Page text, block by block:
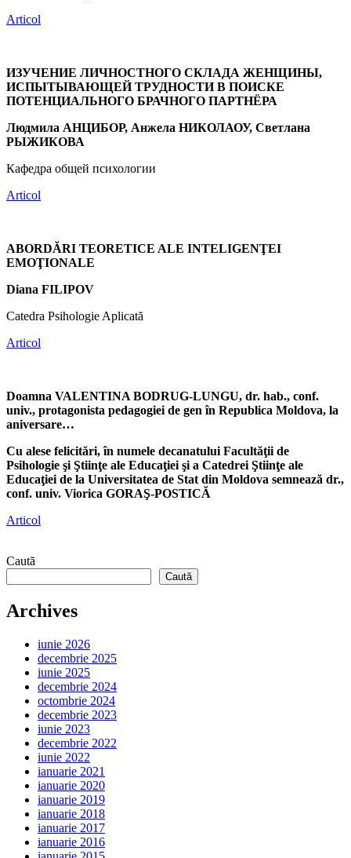
Articol
ИЗУЧЕНИЕ ЛИЧНОСТНОГО СКЛАДА ЖЕНЩИНЫ,
ИСПЫТЫВАЮЩЕЙ ТРУДНОСТИ В ПОИСКЕ
ПОТЕНЦИАЛЬНОГО БРАЧНОГО ПАРТНЁРА
Людмила АНЦИБОР, Анжела НИКОЛАОУ, Светлана
РЫЖИКОВА
Кафедра общей психологии
Articol
ABORDĂRI TEORETICE ALE INTELIGENŢEI
EMOŢIONALE
Diana FILIPOV
Catedra Psihologie Aplicată
Articol
Doamna VALENTINA BODRUG-LUNGU, dr. hab., conf.
univ., protagonista pedagogiei de gen în Republica Moldova, la
aniversare…
Cu alese felicitări, în numele decanatului Facultăţii de
Psihologie şi Ştiinţe ale Educaţiei şi a Catedrei Ştiinţe ale
Educaţiei de la Universitatea de Stat din Moldova semnează dr.,
conf. univ. Viorica GORAŞ-POSTICĂ
Articol
Caută
Caută
Archives
iunie 2026
decembrie 2025
iunie 2025
decembrie 2024
octombrie 2024
decembrie 2023
iunie 2023
decembrie 2022
iunie 2022
ianuarie 2021
ianuarie 2020
ianuarie 2019
ianuarie 2018
ianuarie 2017
ianuarie 2016